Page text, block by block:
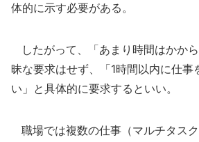
体的に示す必要がある。
したがって、「あまり時間はかか
昧な要求はせず、「1時間以内に仕事
い」と具体的に要求するといい。
職場では複数の仕事（マルチタス